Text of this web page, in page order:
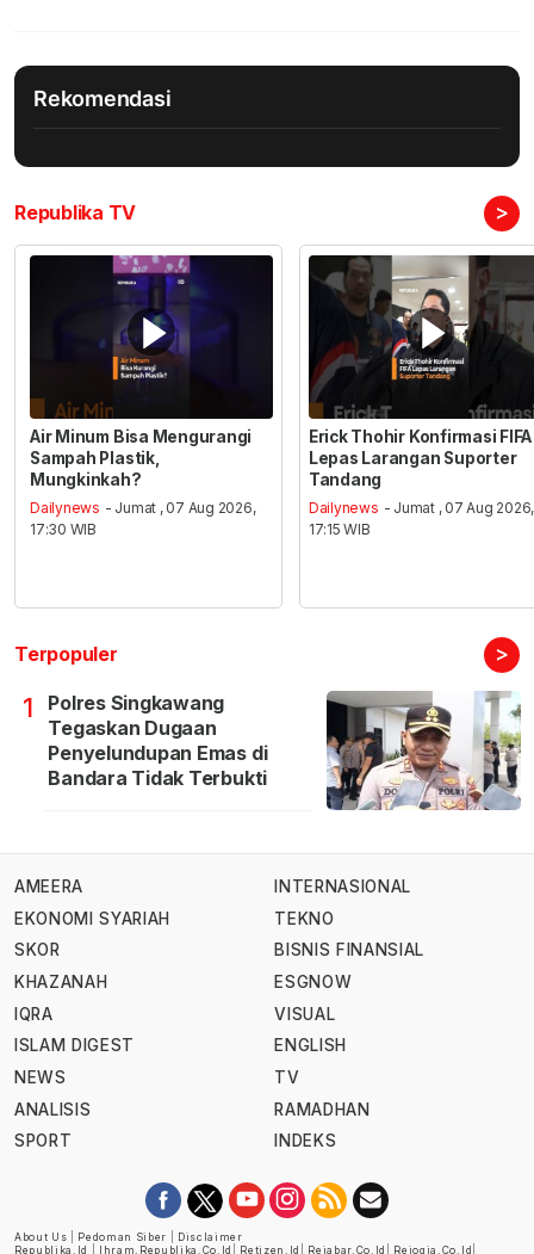
Rekomendasi
Republika TV >
Air Minum Bisa Mengurangi
Sampah Plastik,
Mungkinkah?
Dailynews - Jumat , 07 Aug 2026,
17:30 WIB
Erick Thohir Konfirmasi FIFA
Lepas Larangan Suporter
Tandang
Dailynews - Jumat , 07 Aug 2026,
17:15 WIB
Terpopuler >
1
Polres Singkawang
Tegaskan Dugaan
Penyelundupan Emas di
Bandara Tidak Terbukti
AMEERA
EKONOMI SYARIAH
SKOR
KHAZANAH
IQRA
ISLAM DIGEST
NEWS
ANALISIS
SPORT
INTERNASIONAL
TEKNO
BISNIS FINANSIAL
ESGNOW
VISUAL
ENGLISH
TV
RAMADHAN
INDEKS
About Us Pedoman Siber
Disclaimer
Republika.id
Ihram.republika.co.id Retizen.id Rejabar.co.id Rejogja.co.id